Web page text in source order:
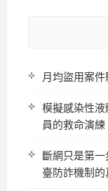
月均盜用案
模擬感染性
員的救命演練
斷網只是第
臺防詐機制